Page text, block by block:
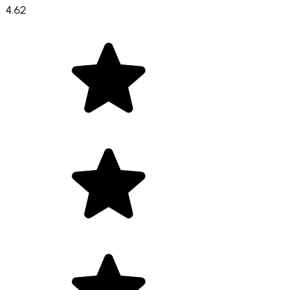
4.62